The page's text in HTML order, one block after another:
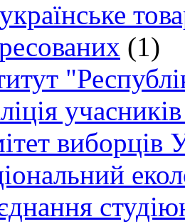
(1)
виборців